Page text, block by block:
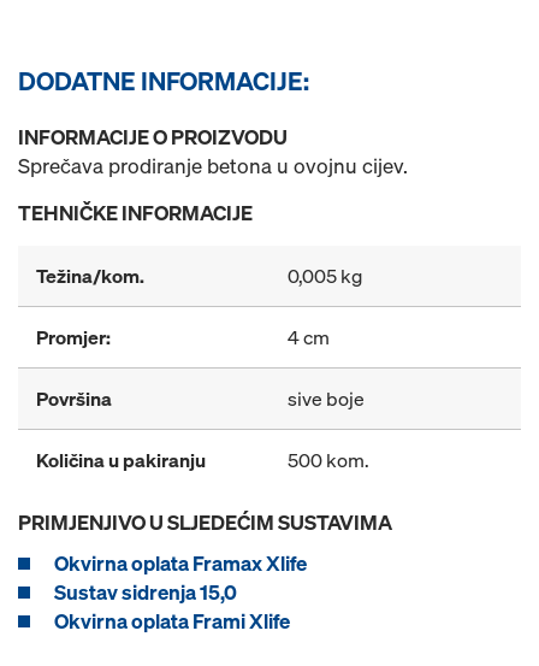
DODATNE INFORMACIJE:
INFORMACIJE O PROIZVODU
Sprečava prodiranje betona u ovojnu cijev.
TEHNIČKE INFORMACIJE
Težina/kom. 0,005 kg
Promjer: 4 cm
Površina sive boje
Količina u pakiranju 500 kom.
PRIMJENJIVO U SLJEDEĆIM SUSTAVIMA
Okvirna oplata Framax Xlife
Sustav sidrenja 15,0
Okvirna oplata Frami Xlife